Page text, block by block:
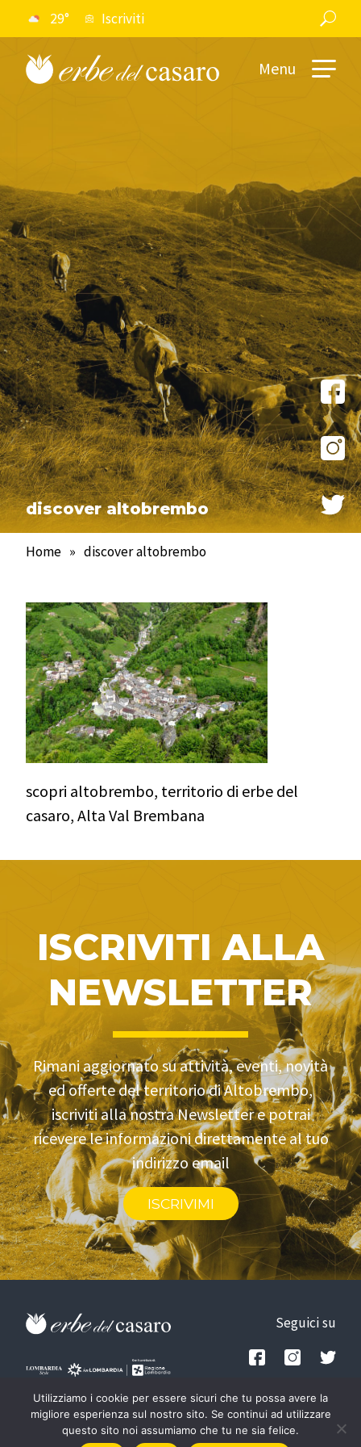
29° Iscriviti
Menu
discover altobrembo
Home » discover altobrembo
scopri altobrembo, territorio di erbe del
casaro, Alta Val Brembana
ISCRIVITI ALLA
NEWSLETTER
Rimani aggiornato su attività, eventi, novità
ed offerte del territorio di Altobrembo,
iscriviti alla nostra Newsletter e potrai
ricevere le informazioni direttamente al tuo
indirizzo email
ISCRIVIMI
Tel: +39.348.1842781 -
info@altobrembo.it
Seguici su
Privacy policy
Credits
Utilizziamo i cookie per essere sicuri che tu possa avere la
migliore esperienza sul nostro sito. Se continui ad utilizzare
questo sito noi assumiamo che tu ne sia felice.